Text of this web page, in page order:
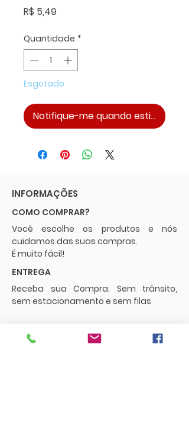
R$ 5,49Preço
Quantidade *
Esgotado
Notifique-me quando estiver
INFORMAÇÕES
COMO COMPRAR?
Você escolhe os produtos e nós
cuidamos das suas compras.
É muito fácil!
ENTREGA
Receba sua Compra. Sem trânsito,
sem estacionamento e sem filas
POLÍTICAS